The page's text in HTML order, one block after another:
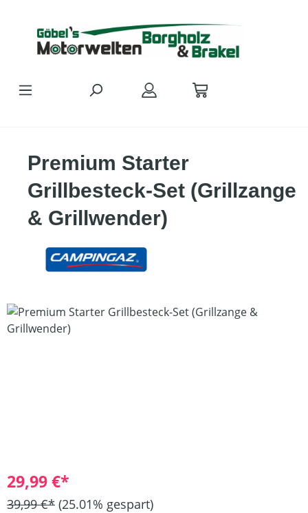
Premium Starter
Grillbesteck-Set (Grillzange
& Grillwender)
Bildergalerie überspringen
29,99 €*
39,99 €* (25.01% gespart)